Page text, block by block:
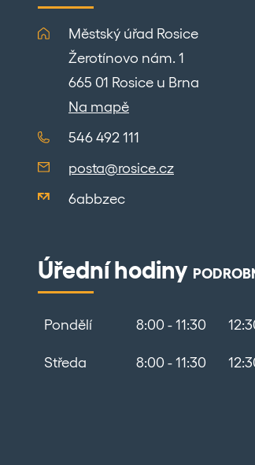
Městský úřad Rosice
Žerotínovo nám. 1
665 01 Rosice u Brna
Na mapě
546 492 111
posta@rosice.cz
6abbzec
Úřední hodiny
Pondělí 8:00 - 11:30
Středa 8:00 - 11:30